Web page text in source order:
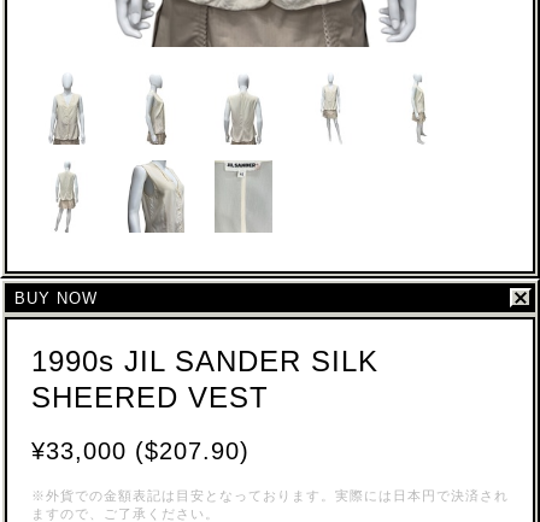
BUY NOW
1990s JIL SANDER SILK
SHEERED VEST
¥33,000 ($207.90)
※外貨での金額表記は目安となっております。実際には日本円で決済され
ますので、ご了承ください。